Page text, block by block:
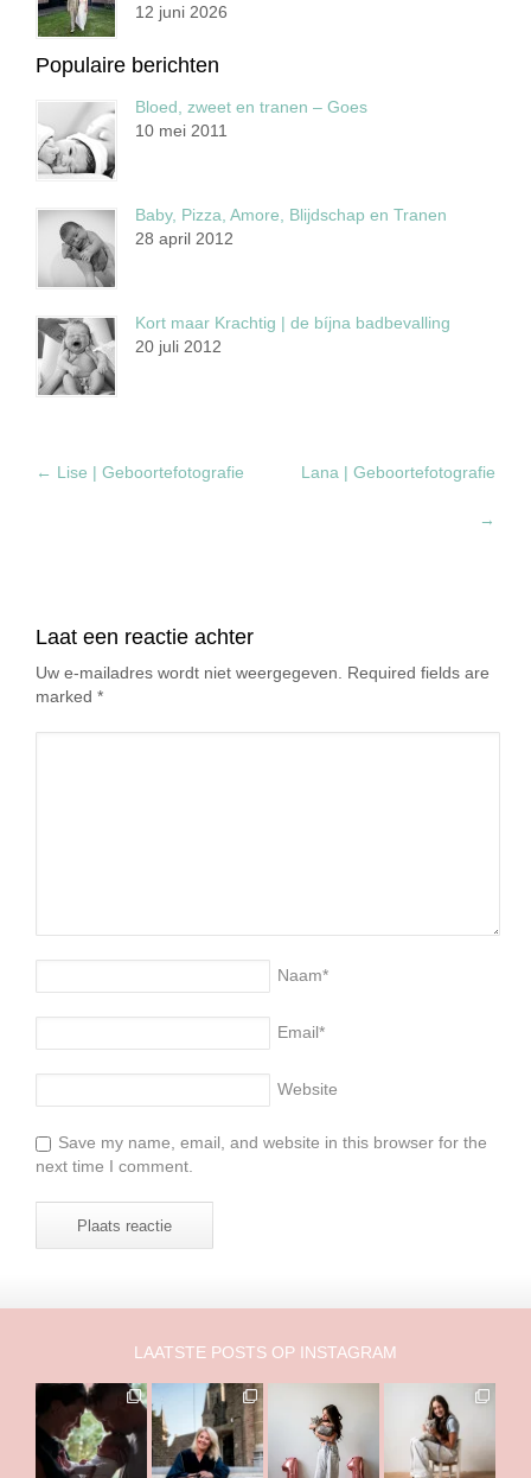
12 juni 2026
Populaire berichten
Bloed, zweet en tranen – Goes
10 mei 2011
Baby, Pizza, Amore, Blijdschap en Tranen
28 april 2012
Kort maar Krachtig | de bíjna badbevalling
20 juli 2012
← Lise | Geboortefotografie Lana | Geboortefotografie
→
Laat een reactie achter
Uw e-mailadres wordt niet weergegeven. Required fields are
marked *
Naam*
Email*
Website
Save my name, email, and website in this browser for the
next time I comment.
LAATSTE POSTS OP INSTAGRAM